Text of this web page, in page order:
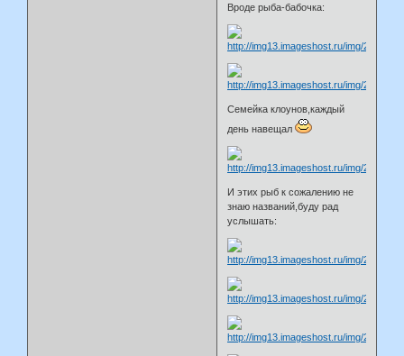
Вроде рыба-бабочка:
Семейка клоунов,каждый
день навещал
И этих рыб к сожалению не
знаю названий,буду рад
услышать: